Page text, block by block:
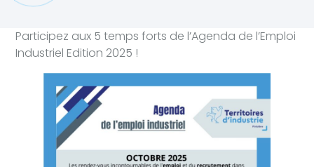
Participez aux 5 temps forts de l’Agenda de l’Emploi
Industriel Edition 2025 !